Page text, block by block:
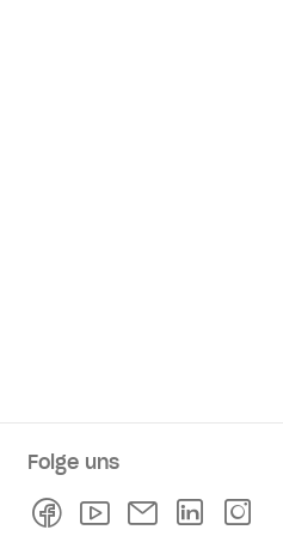
Verkaufsstellen
Folge uns
FacebookYoutubeNewsletterLinkedln